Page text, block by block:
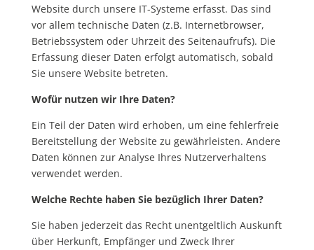
Website durch unsere IT-Systeme erfasst. Das sind
vor allem technische Daten (z.B. Internetbrowser,
Betriebssystem oder Uhrzeit des Seitenaufrufs). Die
Erfassung dieser Daten erfolgt automatisch, sobald
Sie unsere Website betreten.
Wofür nutzen wir Ihre Daten?
Ein Teil der Daten wird erhoben, um eine fehlerfreie
Bereitstellung der Website zu gewährleisten. Andere
Daten können zur Analyse Ihres Nutzerverhaltens
verwendet werden.
Welche Rechte haben Sie bezüglich Ihrer Daten?
Sie haben jederzeit das Recht unentgeltlich Auskunft
über Herkunft, Empfänger und Zweck Ihrer